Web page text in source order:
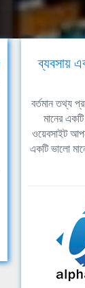
ব্যবসায়
বর্তমান তথ্য
মানের
ওয়েবসাইট
একটি ভালো